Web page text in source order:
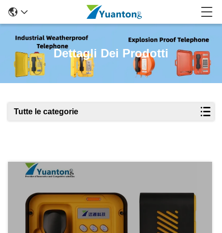
Dettagli Dei Prodotti
Tutte le categorie